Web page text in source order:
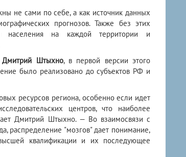
не сами по себе, а как источник данных
прогнозов. Также без этих
населения на каждой территории и
Дмитрий Штыхно, в первой версии этого
было реализовано до субъектов РФ и
ресурсов региона, особенно если идет
центров, что наиболее
Дмитрий Штыхно. — Во взаимосвязи с
распределение "мозгов" дает понимание,
квалификации и их последующее